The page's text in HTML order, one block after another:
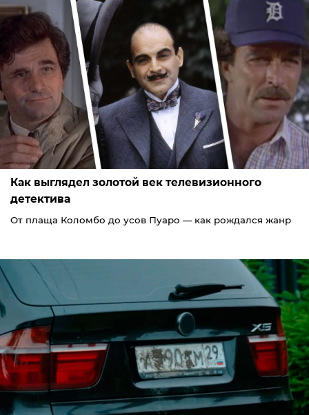
Как выглядел золотой век телевизионного
детектива
От плаща Коломбо до усов Пуаро — как рождался жанр